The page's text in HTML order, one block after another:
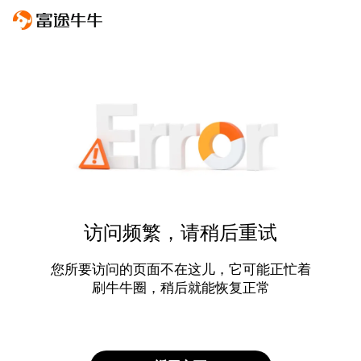
访问频繁，请稍后重试
您所要访问的页面不在这儿，它可能正忙着
刷牛牛圈，稍后就能恢复正常